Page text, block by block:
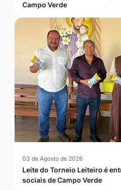
Campo Verde
03 de Agosto de 2026
Leite do Torneio Leiteiro é
sociais de Campo Verde